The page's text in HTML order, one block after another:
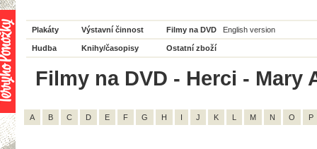
Plakáty Výstavní činnost Filmy na DVD English version
Hudba Knihy/časopisy Ostatní zboží
Filmy na DVD - Herci - Mary
A B C D E F G H I J K L M N O P